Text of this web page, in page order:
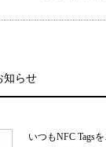
知らせ
いつもNFC Tags